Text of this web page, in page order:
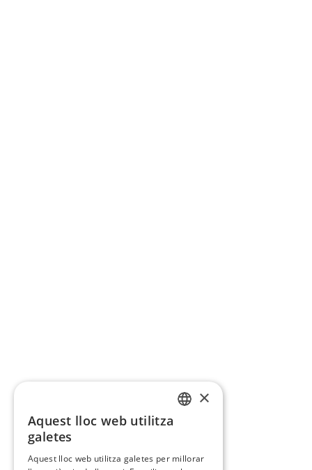
×
Aquest lloc web utilitza
galetes
Aquest lloc web utilitza galetes per millorar